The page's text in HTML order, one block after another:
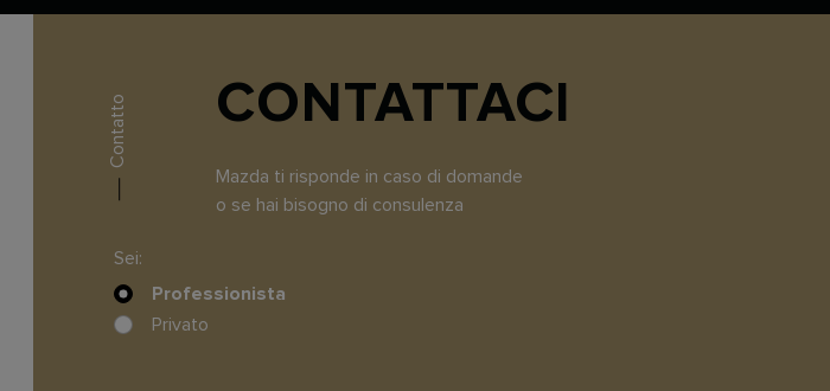
Contatto CONTATTACI
Mazda ti risponde in caso di domande
o se hai bisogno di consulenza
Sei:
Professionista
Privato